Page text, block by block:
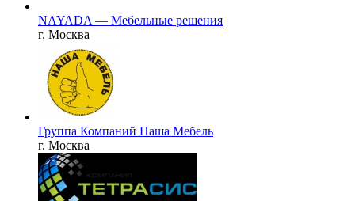
NAYADA — Мебельные решения
г. Москва
Группа Компаний Наша Мебель
г. Москва